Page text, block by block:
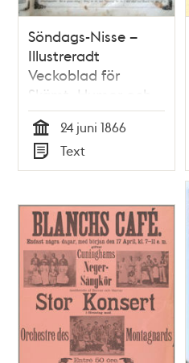
Söndags-Nisse –
Illustreradt
Veckoblad för
Skämt, Humor och
Satir, nr 25, den 24
juni 1866 om
Stockholmsutställningen
1866
Tid
24 juni 1866
Typ
Text